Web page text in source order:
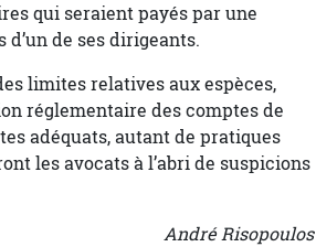
qui seraient payés par une
de ses dirigeants.
limites relatives aux espèces,
réglementaire des comptes de
adéquats, autant de pratiques
les avocats à l’abri de suspicions
André Risopoulos